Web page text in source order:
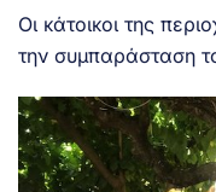
Οι κάτοικοι της
την συμπαράσταση